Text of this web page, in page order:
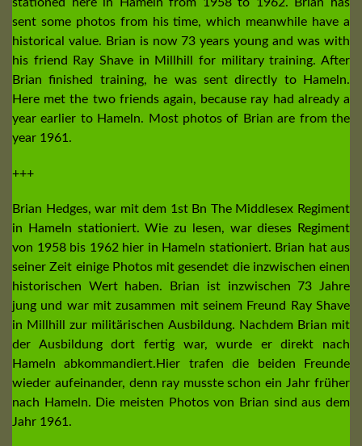
sent some photos from his time, which meanwhile have a
historical value. Brian is now 73 years young and was with
his friend Ray Shave in Millhill for military training. After
Brian finished training, he was sent directly to Hameln.
Here met the two friends again, because ray had already a
year earlier to Hameln. Most photos of Brian are from the
year 1961.
+++
Brian Hedges, war mit dem 1st Bn The Middlesex Regiment
in Hameln stationiert. Wie zu lesen, war dieses Regiment
von 1958 bis 1962 hier in Hameln stationiert. Brian hat aus
seiner Zeit einige Photos mit gesendet die inzwischen einen
historischen Wert haben. Brian ist inzwischen 73 Jahre
jung und war mit zusammen mit seinem Freund Ray Shave
in Millhill zur militärischen Ausbildung. Nachdem Brian mit
der Ausbildung dort fertig war, wurde er direkt nach
Hameln abkommandiert.Hier trafen die beiden Freunde
wieder aufeinander, denn ray musste schon ein Jahr früher
nach Hameln. Die meisten Photos von Brian sind aus dem
Jahr 1961.